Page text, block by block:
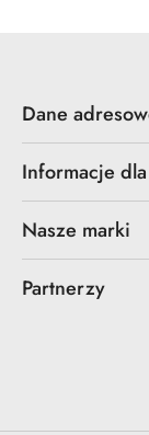
Dane
Informacje
Nasze marki
Partnerzy